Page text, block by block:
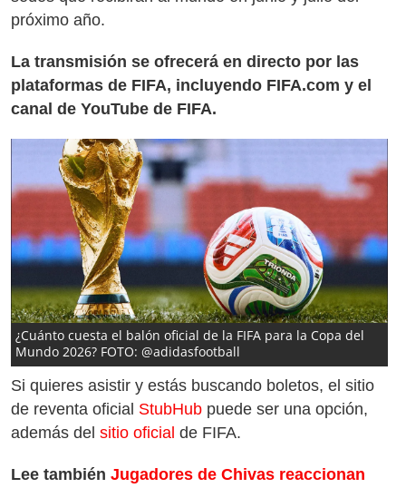
próximo año.
La transmisión se ofrecerá en directo por las
plataformas de FIFA, incluyendo FIFA.com y el
canal de YouTube de FIFA.
¿Cuánto cuesta el balón oficial de la FIFA para la Copa del
Mundo 2026? FOTO: @adidasfootball
Si quieres asistir y estás buscando boletos, el sitio
de reventa oficial StubHub puede ser una opción,
además del sitio oficial de FIFA.
Lee también Jugadores de Chivas reaccionan